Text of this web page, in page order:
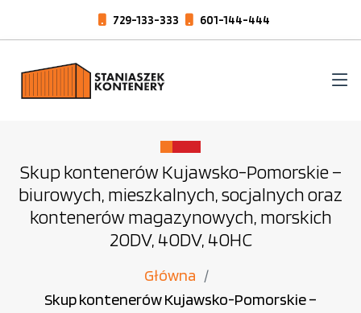
729-133-333 601-144-444
Skup kontenerów Kujawsko-Pomorskie –
biurowych, mieszkalnych, socjalnych oraz
kontenerów magazynowych, morskich
20DV, 40DV, 40HC
Główna
Skup kontenerów Kujawsko-Pomorskie –